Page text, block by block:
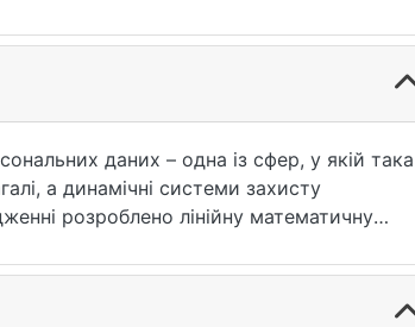
даних – одна із сфер, у якій така
а динамічні системи захисту
розроблено лінійну математичну
інформації в соціальній мережі від
системи від розмірів системи та від